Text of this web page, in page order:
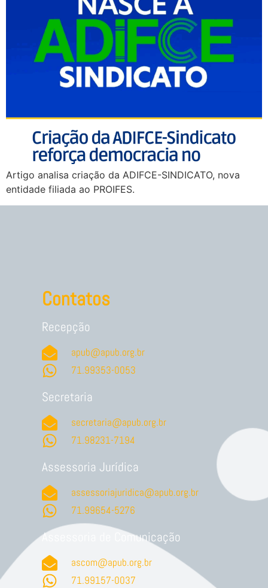
Artigo analisa criação da ADIFCE-SINDICATO, nova
entidade filiada ao PROIFES.
Contatos
Recepção
apub@apub.org.br
71.99353-0053
Secretaria
secretaria@apub.org.br
71.98231-7194
Assessoria Jurídica
assessoriajuridica@apub.org.br
71.99654-5276
Assessoria de Comunicação
ascom@apub.org.br
71.99157-0037